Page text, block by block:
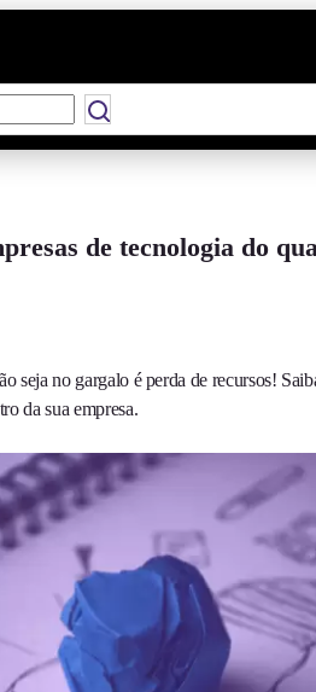
de tecnologia do
seja no gargalo é perda de recursos!
da sua empresa.